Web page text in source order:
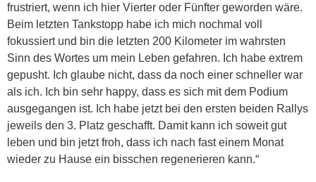
frustriert, wenn ich hier Vierter oder Fünfter geworden wäre.
Beim letzten Tankstopp habe ich mich nochmal voll
fokussiert und bin die letzten 200 Kilometer im wahrsten
Sinn des Wortes um mein Leben gefahren. Ich habe extrem
gepusht. Ich glaube nicht, dass da noch einer schneller war
als ich. Ich bin sehr happy, dass es sich mit dem Podium
ausgegangen ist. Ich habe jetzt bei den ersten beiden Rallys
jeweils den 3. Platz geschafft. Damit kann ich soweit gut
leben und bin jetzt froh, dass ich nach fast einem Monat
wieder zu Hause ein bisschen regenerieren kann.“